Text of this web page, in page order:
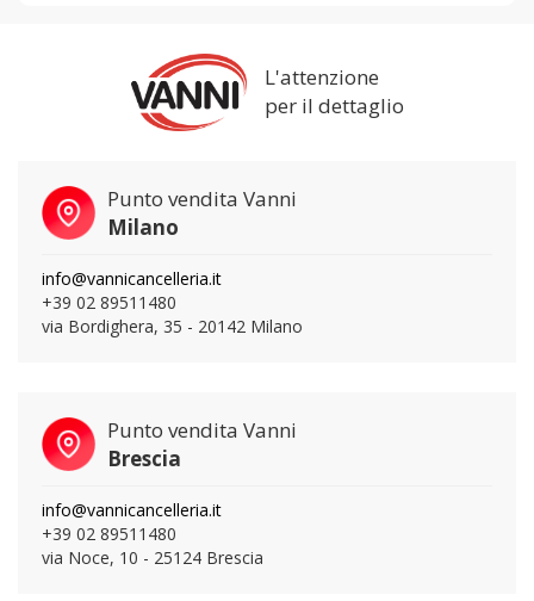
L'attenzione
per il dettaglio
Punto vendita Vanni
Milano
info@vannicancelleria.it
+39 02 89511480
via Bordighera, 35 - 20142 Milano
Punto vendita Vanni
Brescia
info@vannicancelleria.it
+39 02 89511480
via Noce, 10 - 25124 Brescia